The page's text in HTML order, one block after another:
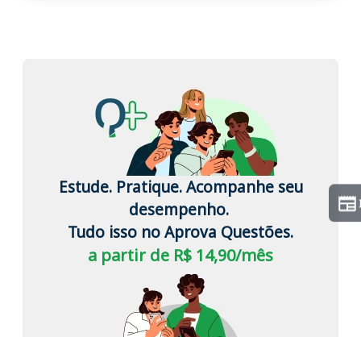
Estude. Pratique. Acompanhe seu
desempenho.
Tudo isso no Aprova Questões.
a partir de R$ 14,90/mês